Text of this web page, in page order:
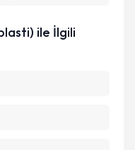
ile İlgili